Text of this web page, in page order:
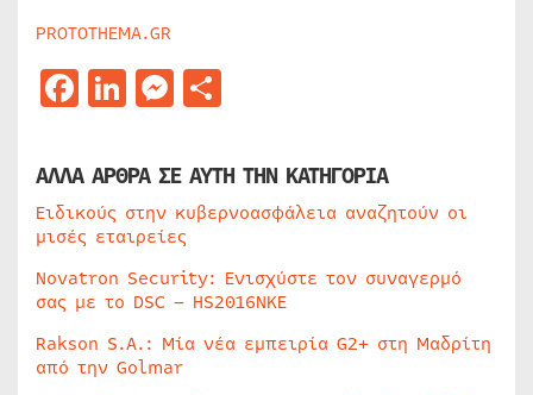
PROTOTHEMA.GR
Facebook
LinkedIn
Messenger
ΑΛΛΑ ΑΡΘΡΑ ΣΕ ΑΥΤΗ ΤΗΝ ΚΑΤΗΓΟΡΙΑ
Ειδικούς στην κυβερνοασφάλεια αναζητούν οι
μισές εταιρείες
Novatron Security: Ενισχύστε τον συναγερμό
σας με το DSC – HS2016NKE
Rakson S.A.: Μία νέα εμπειρία G2+ στη Μαδρίτη
από την Golmar